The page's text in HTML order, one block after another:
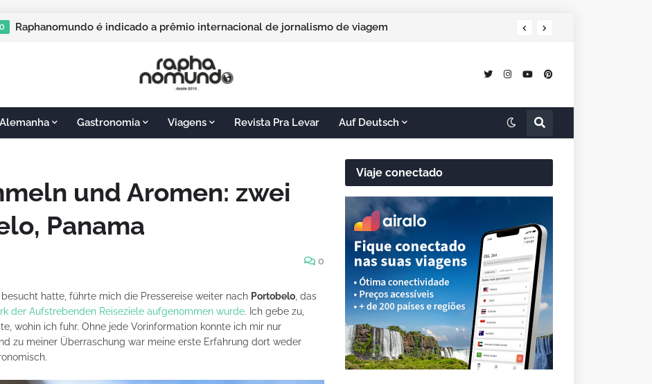
Raphanomundo é indicado a prêmio internacional de jornalismo de viagem
de avião e de cruzeiro: Civitatis lança duas experiências para o continente branco
Alemanha Gastronomia Viagens Revista Pra Levar Auf Deutsch
und Aromen: zwei
Panama
0
besucht hatte, führte mich die Pressereise weiter nach Portobelo , das
der Aufstrebenden Reiseziele aufgenommen wurde. Ich gebe zu,
wohin ich fuhr. Ohne jede Vorinformation konnte ich mir nur
zu meiner Überraschung war meine erste Erfahrung dort weder
Viaje conectado